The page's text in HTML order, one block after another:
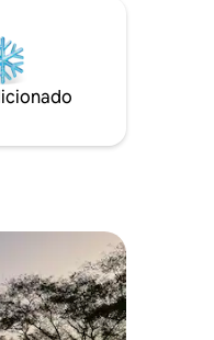
Muita
sem carro ou